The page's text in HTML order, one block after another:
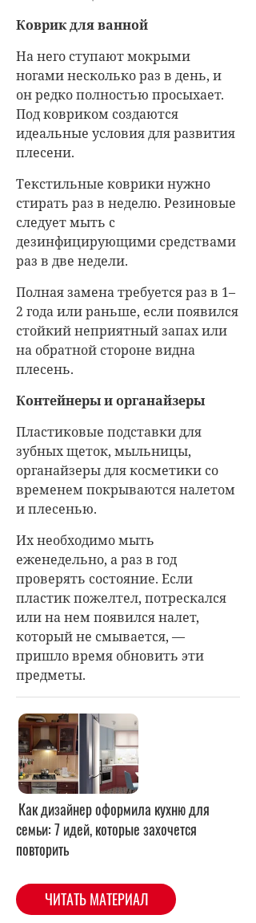
Коврик для ванной
На него ступают мокрыми
ногами несколько раз в день, и
он редко полностью просыхает.
Под ковриком создаются
идеальные условия для развития
плесени.
Текстильные коврики нужно
стирать раз в неделю. Резиновые
следует мыть с
дезинфицирующими средствами
раз в две недели.
Полная замена требуется раз в 1–
2 года или раньше, если появился
стойкий неприятный запах или
на обратной стороне видна
плесень.
Контейнеры и органайзеры
Пластиковые подставки для
зубных щеток, мыльницы,
органайзеры для косметики со
временем покрываются налетом
и плесенью.
Их необходимо мыть
еженедельно, а раз в год
проверять состояние. Если
пластик пожелтел, потрескался
или на нем появился налет,
который не смывается, —
пришло время обновить эти
предметы.